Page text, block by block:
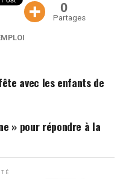
0
Partages
avec les enfants de
» pour répondre à la